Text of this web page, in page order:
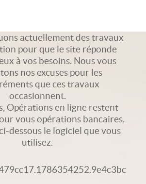
actuellement des travaux
pour que le site réponde
à vos besoins. Nous vous
nos excuses pour les
que ces travaux
occasionnent.
Opérations en ligne restent
vous opérations bancaires.
dessous le logiciel que vous
utilisez.